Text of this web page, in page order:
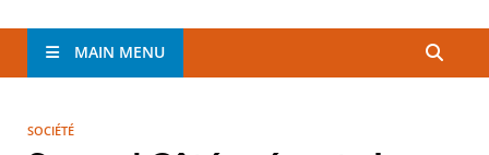
TVM
MAIN MENU
SOCIÉTÉ